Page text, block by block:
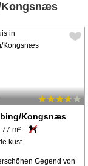
Kongsnæs
Kongsnæs
m²
kust.
Gegend von